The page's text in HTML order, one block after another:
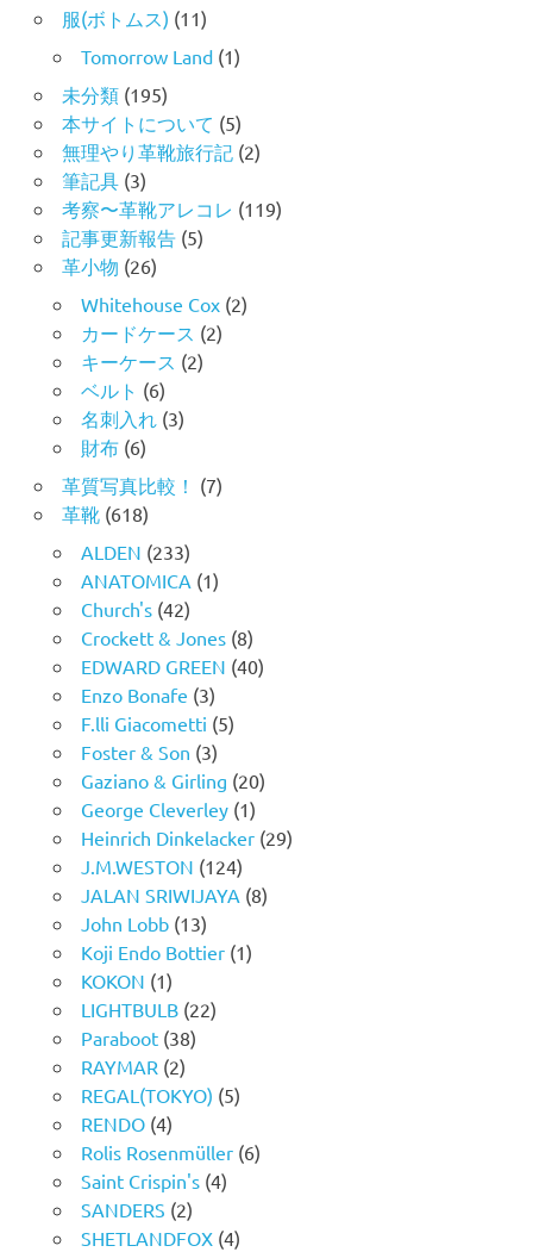
服(ボトムス) (11)
Tomorrow Land(1)
未分類(195)
本サイトについて (5)
無理やり革靴旅行記 (2)
筆記具(3)
考察〜革靴アレコレ (119)
記事更新報告(5)
革小物 (26)
Whitehouse Cox(2)
カードケース (2)
キーケース (2)
ベルト (6)
名刺入れ (3)
財布(6)
革質写真比較！ (7)
革靴(618)
ALDEN (233)
ANATOMICA (1)
Church's(42)
Crockett & Jones(8)
EDWARD GREEN (40)
Enzo Bonafe (3)
F.lli Giacometti (5)
Foster & Son (3)
Gaziano & Girling (20)
George Cleverley(1)
Heinrich Dinkelacker(29)
J.M.WESTON (124)
JALAN SRIWIJAYA (8)
John Lobb(13)
Koji Endo Bottier(1)
KOKON (1)
LIGHTBULB(22)
Paraboot(38)
RAYMAR (2)
REGAL(TOKYO) (5)
RENDO(4)
Rolis Rosenmüller(6)
Saint Crispin's(4)
SANDERS (2)
SHETLANDFOX(4)